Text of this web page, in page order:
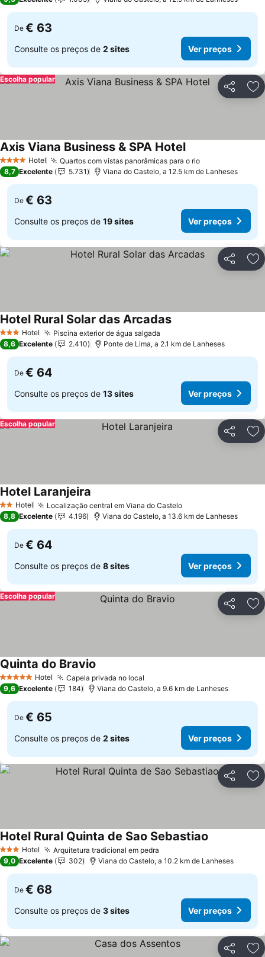
De € 63
Consulte os preços de 2 sites Ver preços
Partilhar
Escolha popular
4 EstrelasHotel Quartos com vistas panorâmicas para o rioVer preços
Axis Viana Business & SPA HotelVer preços
8,7 Excelente 5.731 Viana do Castelo, a 12.5 km de Lanheses
De € 63
Consulte os preços de 19 sites Ver preços
Partilhar
3 EstrelasHotel Piscina exterior de água salgada
Hotel Rural Solar das ArcadasVer preços
8,6 Excelente 2.410 Ponte de Lima, a 2.1 km de Lanheses
De € 64
Consulte os preços de 13 sites Ver preços
Partilhar
Escolha popular
2 Estrelas
Hotel Localização central em Viana do CasteloVer preços
Hotel Laranjeira
8,8 Excelente 4.196 Viana do Castelo, a 13.6 km de Lanheses
De € 64
Consulte os preços de 8 sites Ver preços
Partilhar
Escolha popular
5 Estrelas Hotel Capela privada no local
Quinta do Bravio
9,6 Excelente 184 Viana do Castelo, a 9.6 km de Lanheses
De € 65
Consulte os preços de 2 sites Ver preços
Partilhar
3 EstrelasHotel Arquitetura tradicional em pedra
Hotel Rural Quinta de Sao Sebastiao
9,0 Excelente 302 Viana do Castelo, a 10.2 km de Lanheses
De € 68
Consulte os preços de 3 sites Ver preços
Partilhar